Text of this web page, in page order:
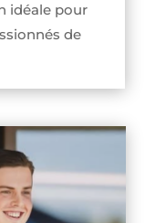
idéale pour
de